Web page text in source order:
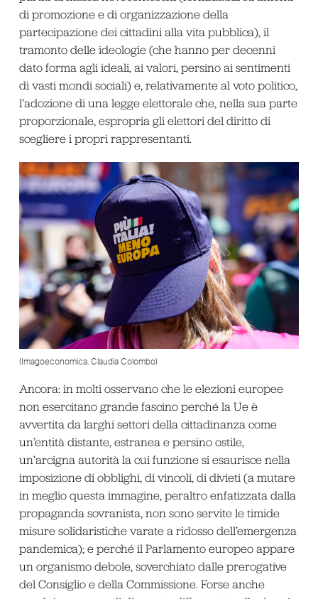
di promozione e di organizzazione della
partecipazione dei cittadini alla vita pubblica), il
tramonto delle ideologie (che hanno per decenni
dato forma agli ideali, ai valori, persino ai sentimenti
di vasti mondi sociali) e, relativamente al voto politico,
l’adozione di una legge elettorale che, nella sua parte
proporzionale, espropria gli elettori del diritto di
scegliere i propri rappresentanti.
(Imagoeconomica, Claudia Colombo)
Ancora: in molti osservano che le elezioni europee
non esercitano grande fascino perché la Ue è
avvertita da larghi settori della cittadinanza come
un’entità distante, estranea e persino ostile,
un’arcigna autorità la cui funzione si esaurisce nella
imposizione di obblighi, di vincoli, di divieti (a mutare
in meglio questa immagine, peraltro enfatizzata dalla
propaganda sovranista, non sono servite le timide
misure solidaristiche varate a ridosso dell’emergenza
pandemica); e perché il Parlamento europeo appare
un organismo debole, soverchiato dalle prerogative
del Consiglio e della Commissione. Forse anche